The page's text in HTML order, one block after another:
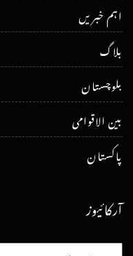
اہم خبریں
بلاگ
بلوچستان
بین الاقوامی
پاکستان
آرکائیوز